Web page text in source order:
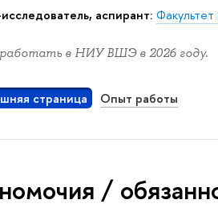
исследователь, аспирант: Факультет
в НИУ ВШЭ в 2026 году.
страница Опыт работы
/